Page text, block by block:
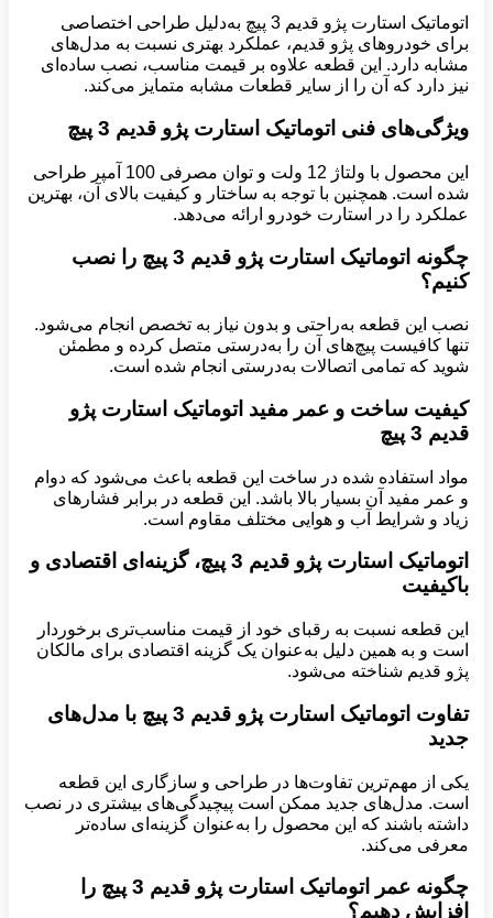
اتوماتیک استارت پژو قدیم 3 پیچ به‌دلیل طراحی اختصاصی
برای خودروهای پژو قدیم، عملکرد بهتری نسبت به مدل‌های
مشابه دارد. این قطعه علاوه بر قیمت مناسب، نصب ساده‌ای
نیز دارد که آن را از سایر قطعات مشابه متمایز می‌کند.
ویژگی‌های فنی اتوماتیک استارت پژو قدیم 3 پیچ
این محصول با ولتاژ 12 ولت و توان مصرفی 100 آمپر طراحی
شده است. همچنین با توجه به ساختار و کیفیت بالای آن، بهترین
عملکرد را در استارت خودرو ارائه می‌دهد.
چگونه اتوماتیک استارت پژو قدیم 3 پیچ را نصب
کنیم؟
نصب این قطعه به‌راحتی و بدون نیاز به تخصص انجام می‌شود.
تنها کافیست پیچ‌های آن را به‌درستی متصل کرده و مطمئن
شوید که تمامی اتصالات به‌درستی انجام شده است.
کیفیت ساخت و عمر مفید اتوماتیک استارت پژو
قدیم 3 پیچ
مواد استفاده شده در ساخت این قطعه باعث می‌شود که دوام
و عمر مفید آن بسیار بالا باشد. این قطعه در برابر فشارهای
زیاد و شرایط آب و هوایی مختلف مقاوم است.
اتوماتیک استارت پژو قدیم 3 پیچ، گزینه‌ای اقتصادی و
باکیفیت
این قطعه نسبت به رقبای خود از قیمت مناسب‌تری برخوردار
است و به همین دلیل به‌عنوان یک گزینه اقتصادی برای مالکان
پژو قدیم شناخته می‌شود.
تفاوت اتوماتیک استارت پژو قدیم 3 پیچ با مدل‌های
جدید
یکی از مهم‌ترین تفاوت‌ها در طراحی و سازگاری این قطعه
است. مدل‌های جدید ممکن است پیچیدگی‌های بیشتری در نصب
داشته باشند که این محصول را به‌عنوان گزینه‌ای ساده‌تر
معرفی می‌کند.
چگونه عمر اتوماتیک استارت پژو قدیم 3 پیچ را
افزایش دهیم؟